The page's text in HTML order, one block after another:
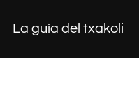
La guía del txakoli